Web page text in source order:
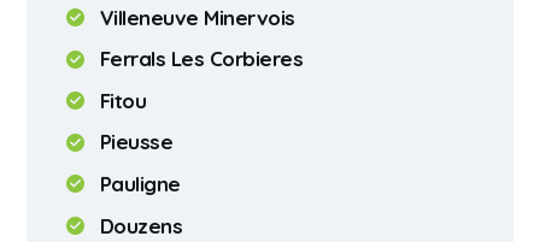
Villeneuve Minervois
Ferrals Les Corbieres
Fitou
Pieusse
Pauligne
Douzens